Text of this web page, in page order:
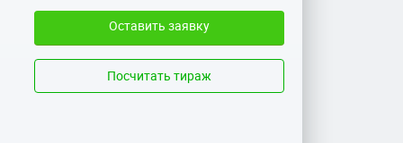
Оставить заявку
Посчитать тираж